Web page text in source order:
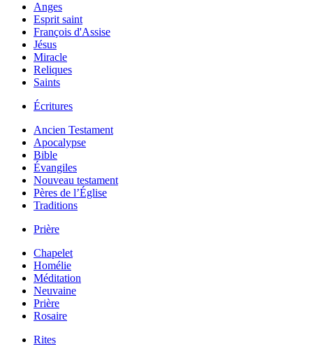
Anges
Esprit saint
François d'Assise
Jésus
Miracle
Reliques
Saints
Écritures
Ancien Testament
Apocalypse
Bible
Évangiles
Nouveau testament
Pères de l’Église
Traditions
Prière
Chapelet
Homélie
Méditation
Neuvaine
Prière
Rosaire
Rites